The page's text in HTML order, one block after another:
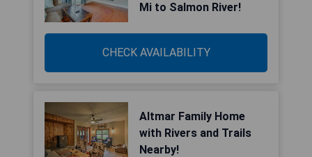
Mi to Salmon River!
CHECK AVAILABILITY
Altmar Family Home
with Rivers and Trails
Nearby!